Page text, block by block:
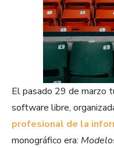
El pasado 29 de marzo
software libre,
profesional de la
monográfico era: